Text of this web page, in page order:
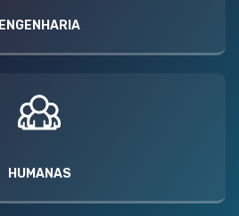
ENGENHARIA
HUMANAS